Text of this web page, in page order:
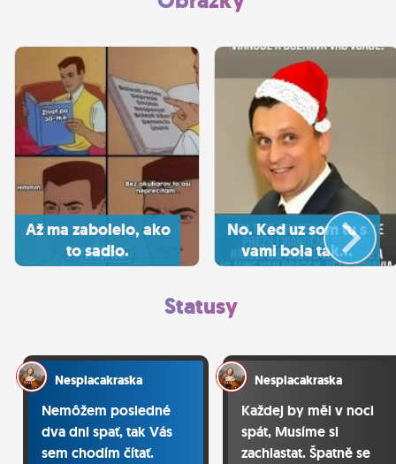
Až ma zabolelo, ako
to sadlo.
No. Ked uz som tu s
vami bola tak...
Statusy
Nespiacakraska
Nemôžem posledné
dva dni spať, tak Vás
sem chodím čítať.
Nespiacakraska
Každej by měl v noci
spát, Musíme si
zachlastat. Špatně se